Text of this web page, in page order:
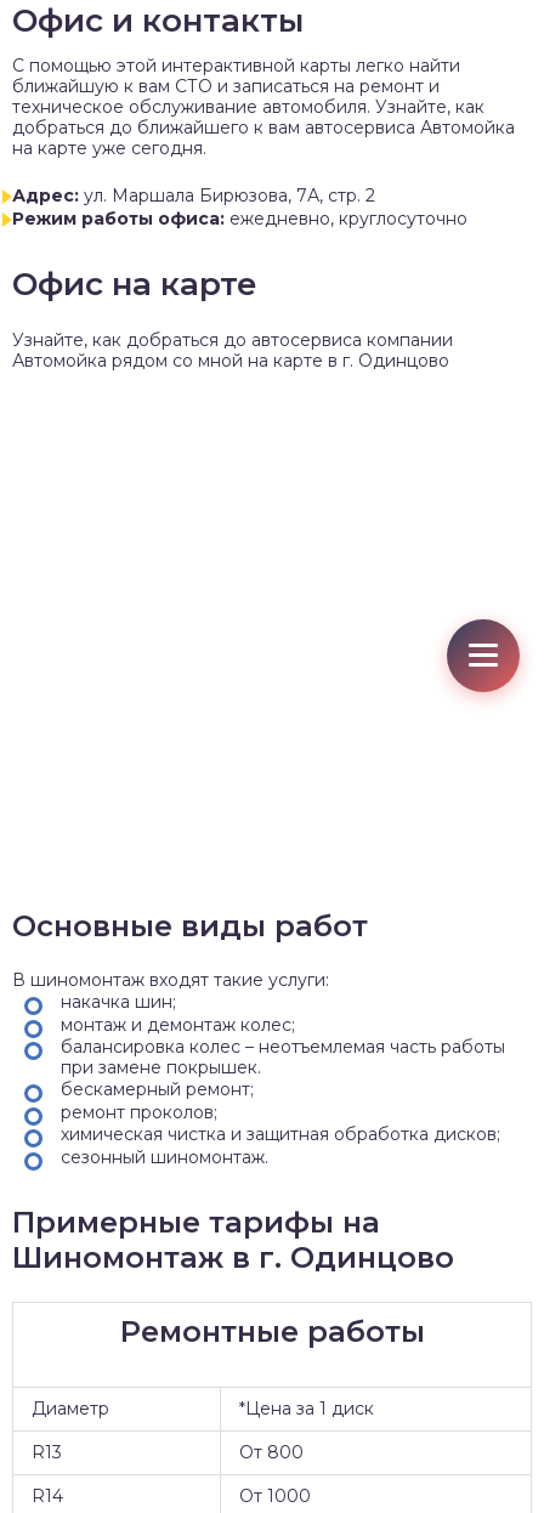
Офис и контакты
C помощью этой интерактивной карты легко найти
ближайшую к вам СТО и записаться на ремонт и
техническое обслуживание автомобиля. Узнайте, как
добраться до ближайшего к вам автосервиса Автомойка
на карте уже сегодня.
Адрес: ул. Маршала Бирюзова, 7А, стр. 2
Режим работы офиса: ежедневно, круглосуточно
Офис на карте
Узнайте, как добраться до автосервиса компании
Автомойка рядом со мной на карте в г. Одинцово
Основные виды работ
В шиномонтаж входят такие услуги:
накачка шин;
монтаж и демонтаж колес;
балансировка колес – неотъемлемая часть работы
при замене покрышек.
бескамерный ремонт;
ремонт проколов;
химическая чистка и защитная обработка дисков;
сезонный шиномонтаж.
Примерные тарифы на
Шиномонтаж в г. Одинцово
Ремонтные работы
Диаметр
*Цена за 1 диск
R13
От 800
R14
От 1000